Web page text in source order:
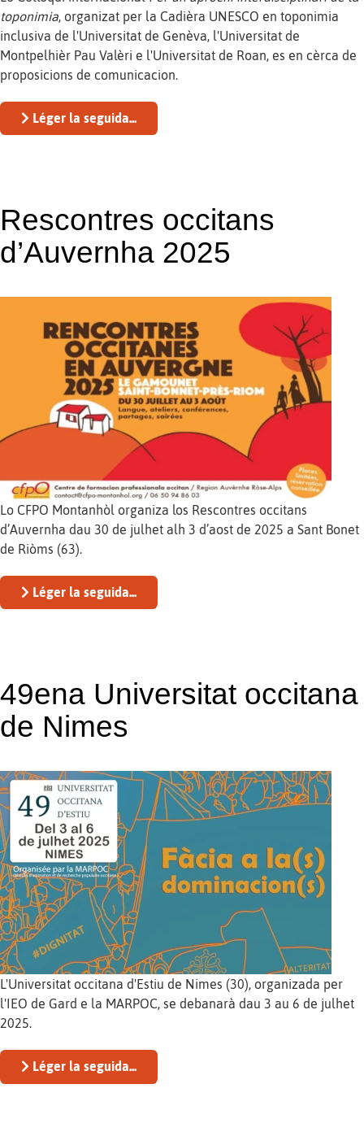
toponimia, organizat per la Cadièra UNESCO en toponimia
inclusiva de l'Universitat de Genèva, l'Universitat de
Montpelhièr Pau Valèri e l'Universitat de Roan, es en cèrca de
proposicions de comunicacion.
Léger la seguida...
Rescontres occitans
d’Auvernha 2025
Lo CFPO Montanhòl organiza los Rescontres occitans
d’Auvernha dau 30 de julhet alh 3 d’aost de 2025 a Sant Bonet
de Riòms (63).
Léger la seguida...
49ena Universitat occitana
de Nimes
L'Universitat occitana d'Estiu de Nimes (30), organizada per
l'IEO de Gard e la MARPOC, se debanarà dau 3 au 6 de julhet
2025.
Léger la seguida...